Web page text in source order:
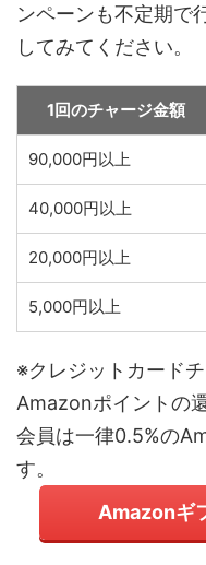
ンペーンも不定期で
してみてください。
1回のチャージ金額
90,000円以上
40,000円以上
20,000円以上
5,000円以上
※クレジットカード
Amazonポイントの
会員は一律0.5%の
す。
Amazonギ